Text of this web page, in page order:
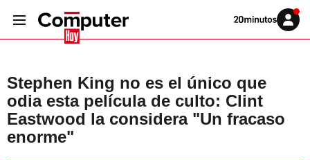
Volver
Iniciar
sesión
Stephen King no es el único que
odia esta película de culto: Clint
Eastwood la considera "Un fracaso
enorme"